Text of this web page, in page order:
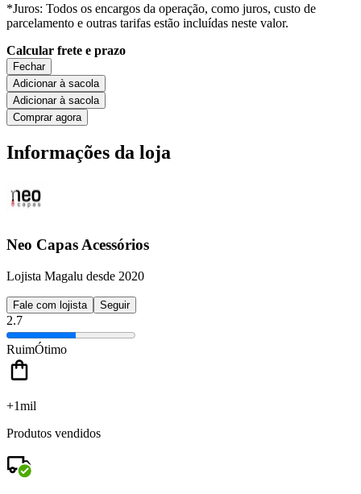
*Juros: Todos os encargos da operação, como juros, custo de
parcelamento e outras tarifas estão incluídas neste valor.
Calcular frete e prazo
Fechar
Adicionar à sacola
Adicionar à sacola
Comprar agora
Informações da loja
Neo Capas Acessórios
Lojista Magalu desde 2020
Fale com lojista Seguir
2.7
RuimÓtimo
+1mil
Produtos vendidos